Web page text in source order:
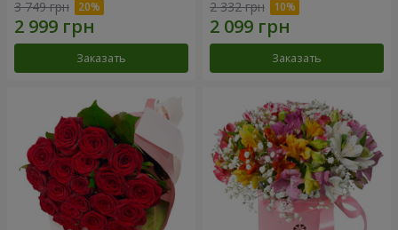
3 749 грн
Заказать
2 332 грн
Заказать